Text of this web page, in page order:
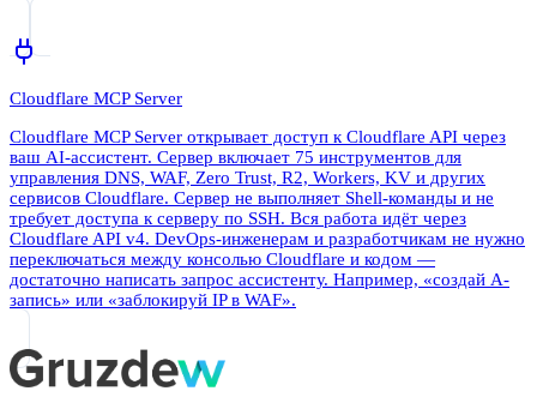
Cloudflare MCP Server
Cloudflare MCP Server открывает доступ к Cloudflare API через
ваш AI-ассистент. Сервер включает 75 инструментов для
управления DNS, WAF, Zero Trust, R2, Workers, KV и других
сервисов Cloudflare. Сервер не выполняет Shell-команды и не
требует доступа к серверу по SSH. Вся работа идёт через
Cloudflare API v4. DevOps-инженерам и разработчикам не нужно
переключаться между консолью Cloudflare и кодом —
достаточно написать запрос ассистенту. Например, «создай A-
запись» или «заблокируй IP в WAF».